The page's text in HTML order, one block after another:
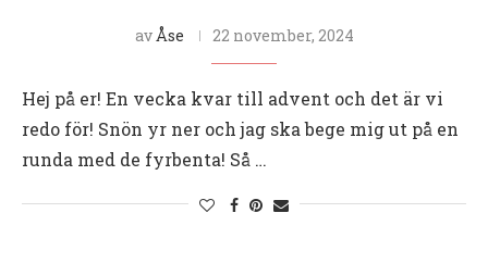
av Åse 22 november, 2024
Hej på er! En vecka kvar till advent och det är vi
redo för! Snön yr ner och jag ska bege mig ut på en
runda med de fyrbenta! Så …